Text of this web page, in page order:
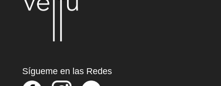
Sígueme en las Redes